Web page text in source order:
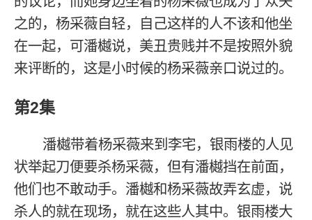
之的，杨采薇自轻，自己这样的人不该和他坐
在一起，可潘樾说，美丑贵贱并不是按照外貌
来评断的，这是小时候的杨采薇亲口说过的。
第2集
潘樾带着杨采薇来到李宅，银雨楼的人见
状举起刀便要杀杨采薇，但有潘樾挡在前面，
他们也不敢动手。潘樾和杨采薇故弄玄虚，说
杀人的就在现场，就在这些人其中。银雨楼大